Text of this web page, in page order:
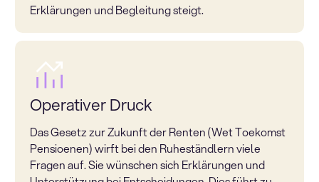
Erklärungen und Begleitung steigt.
Operativer Druck
Das Gesetz zur Zukunft der Renten (Wet Toekomst
Pensioenen) wirft bei den Ruheständlern viele
Fragen auf. Sie wünschen sich Erklärungen und